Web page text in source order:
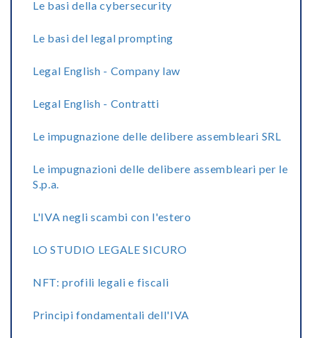
Le basi della cybersecurity
Le basi del legal prompting
Legal English - Company law
Legal English - Contratti
Le impugnazione delle delibere assembleari SRL
Le impugnazioni delle delibere assembleari per le
S.p.a.
L'IVA negli scambi con l'estero
LO STUDIO LEGALE SICURO
NFT: profili legali e fiscali
Principi fondamentali dell'IVA